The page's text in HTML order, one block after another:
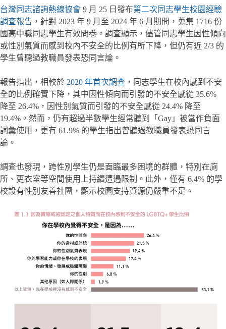
台灣同志諮詢熱線協會 9 月 25 日發布第二次同志學生校園經驗
調查報告 ，針對 2023 年 9 月至 2024 年 6 月期間，蒐集 1716 份
國高中職同志學生有效問卷。調查顯示，儘管同志學生因性傾向
或性別氣質而感到校內不安全的比例有所下降，但仍有近 2/3 的
學生曾聽過教職員發表恐同言論。
報告指出，相較於 2020 年首次調查 ，同志學生在校內感到不安
全的比例確實下降，其中因性傾向而引發的不安全感從 35.6%
降至 26.4%，因性別氣質而引發的不安全感從 24.4% 降至
19.4%。然而，仍有超過半數學生經常聽到「Gay」被當作負面
詞彙使用，更有 61.9% 的學生指出曾聽過教職員發表恐同言
論。
調查也發現，跨性別學生仍是面臨最多困境的群體，特別在廁
所、更衣室等空間使用上持續遭遇限制。此外，僅有 6.4% 的學
校設有性別友善社團，顯示校園支持資源仍嚴重不足。